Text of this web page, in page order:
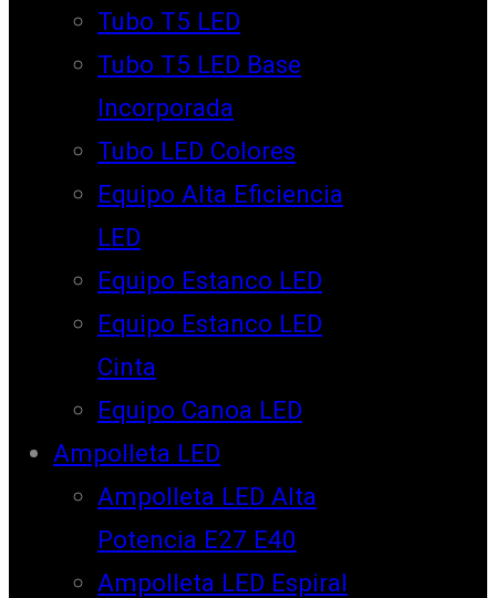
Tubo T5 LED
Tubo T5 LED Base
Incorporada
Tubo LED Colores
Equipo Alta Eficiencia
LED
Equipo Estanco LED
Equipo Estanco LED
Cinta
Equipo Canoa LED
Ampolleta LED
Ampolleta LED Alta
Potencia E27 E40
Ampolleta LED Espiral